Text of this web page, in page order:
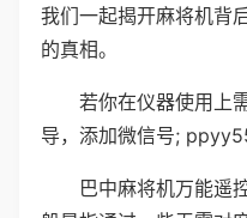
我们一起揭开麻将机背
的真相。
若你在仪器使用上
导，添加微信号;
巴中麻将机万能遥